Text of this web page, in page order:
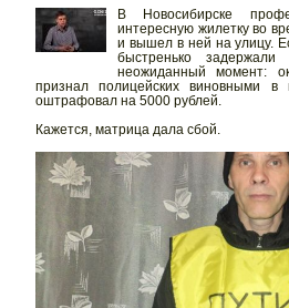
В Новосибирске
интересную жилетку во
и вышел в ней на улицу.
быстренько
неожиданный момент:
признал полицейских виновными в
оштрафовал на 5000 рублей.
Кажется, матрица дала сбой.